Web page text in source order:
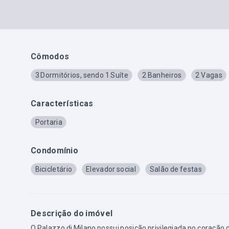
Cômodos
3 Dormitórios, sendo 1 Suíte 2 Banheiros 2 Vagas
Características
Portaria
Condomínio
Bicicletário Elevador social Salão de festas
Descrição do imóvel